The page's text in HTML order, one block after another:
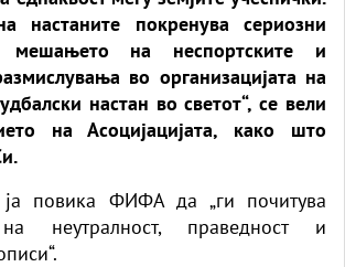
настаните покренува сериозни
на неспортските и
во организацијата на
настан во светот“, се вели
на Асоцијацијата, како што
ја повика ФИФА да „ги почитува
неутралност, праведност и